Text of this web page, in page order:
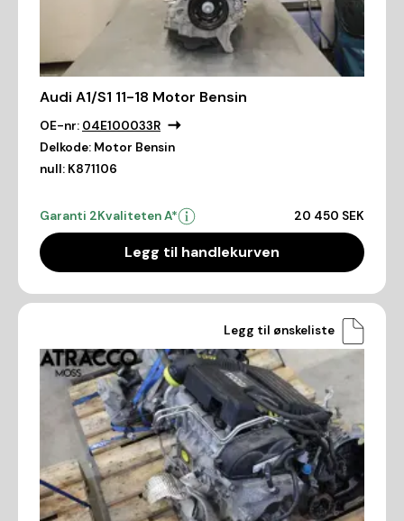
Audi A1/S1 11-18 Motor Bensin
OE-nr: 04E100033R
Delkode: Motor Bensin
null: K871106
Garanti 2Kvaliteten A* 20 450 SEK
Legg til handlekurven
Legg til ønskeliste